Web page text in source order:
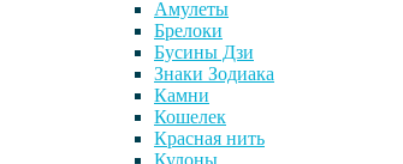
Амулеты
Брелоки
Бусины Дзи
Знаки Зодиака
Камни
Кошелек
Красная нить
Кулоны